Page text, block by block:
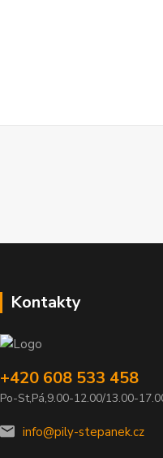
Kontakty
+420 608 533 458
Po-St,Pá,9.00-12.00/13.00-
info@pily-stepanek.cz